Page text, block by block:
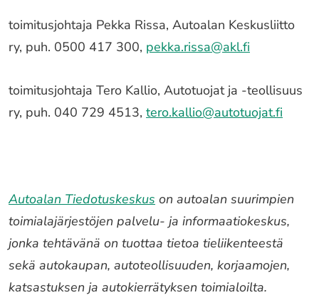
toimitusjohtaja Pekka Rissa, Autoalan Keskusliitto
ry, puh. 0500 417 300, pekka.rissa@akl.fi
toimitusjohtaja Tero Kallio, Autotuojat ja -teollisuus
ry, puh. 040 729 4513, tero.kallio@autotuojat.fi
Autoalan Tiedotuskeskus on autoalan suurimpien
toimialajärjestöjen palvelu- ja informaatiokeskus,
jonka tehtävänä on tuottaa tietoa tieliikenteestä
sekä autokaupan, autoteollisuuden, korjaamojen,
katsastuksen ja autokierrätyksen toimialoilta.